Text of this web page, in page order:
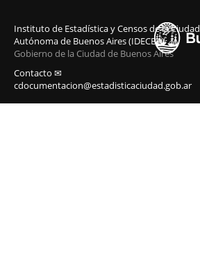
Instituto de Estadística y Censos de la Ciudad
Autónoma de Buenos Aires (IDECBA)
Gobierno de la Ciudad de Buenos Aires
Contacto ✉
cdocumentacion@estadisticaciudad.gob.ar